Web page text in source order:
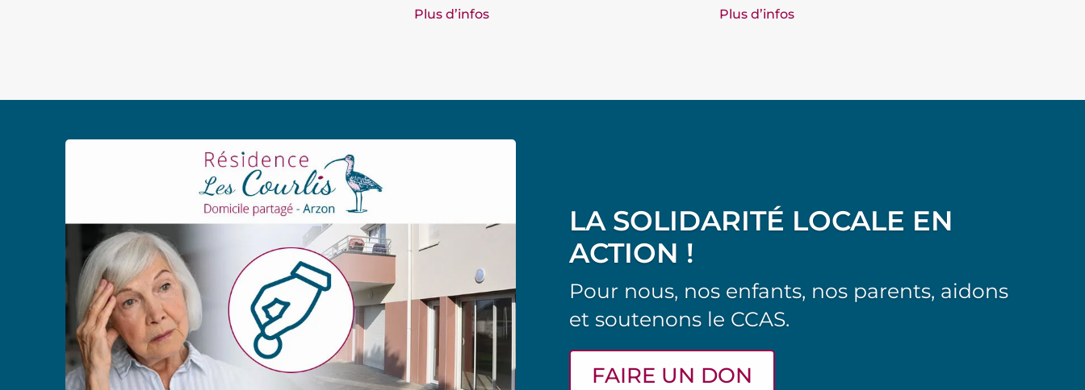
Plus d’infos
Plus d’infos
LA SOLIDARITÉ LOCALE EN
ACTION !
Pour nous, nos enfants, nos parents, aidons
et soutenons le CCAS.
FAIRE UN DON